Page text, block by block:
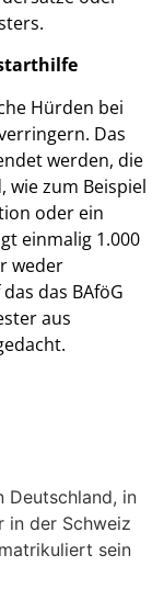
Hürden bei
Das
werden, die
zum Beispiel
oder ein
einmalig 1.000
weder
das BAföG
aus
Deutschland, in
in der Schweiz
sein